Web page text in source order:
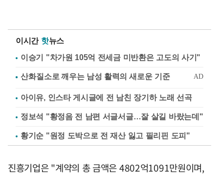
이시간 핫뉴스
이승기 "차가원 105억 전세금 미반환은 고도의 사기"
아이유, 인스타 게시글에 전 남친 장기하 노래 선곡
정보석 "황정음 전 남편 서글서글…잘 살길 바랐는데"
황기순 "원정 도박으로 전 재산 잃고 필리핀 도피"
진흥기업은 "계약의 총 금액은 4802억1091만원이며,